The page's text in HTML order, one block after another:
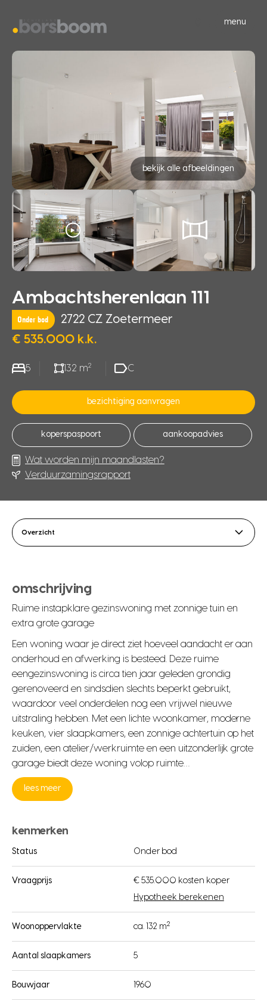
menu
bekijk alle afbeeldingen
Ambachtsherenlaan 111
Onder bod
2722 CZ Zoetermeer
€ 535.000 k.k.
5 132 m2 C
bezichtiging aanvragen
koperspaspoort aankoopadvies
Wat worden mijn maandlasten?
Verduurzamingsrapport
Overzicht
omschrijving
Ruime instapklare gezinswoning met zonnige tuin en
extra grote garage
Een woning waar je direct ziet hoeveel aandacht er aan
onderhoud en afwerking is besteed. Deze ruime
eengezinswoning is circa tien jaar geleden grondig
gerenoveerd en sindsdien slechts beperkt gebruikt,
waardoor veel onderdelen nog een vrijwel nieuwe
uitstraling hebben. Met een lichte woonkamer, moderne
keuken, vier slaapkamers, een zonnige achtertuin op het
zuiden, een atelier/werkruimte en een uitzonderlijk grote
garage biedt deze woning volop ruimte…
lees meer
kenmerken
Status Onder bod
Vraagprijs
€ 535.000 kosten koper
Hypotheek berekenen
Woonoppervlakte ca. 132 m2
Aantal slaapkamers 5
Bouwjaar 1960